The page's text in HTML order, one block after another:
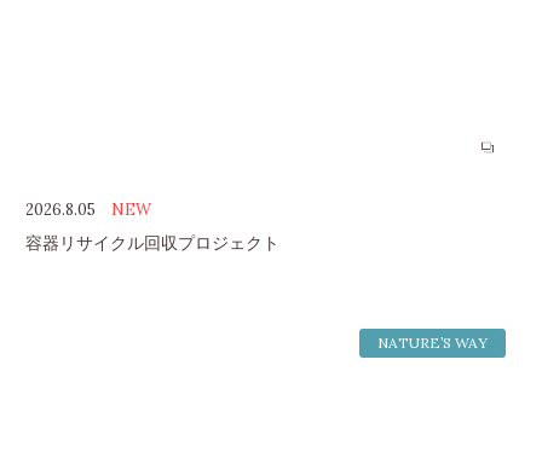
2026.8.05 NEW
容器リサイクル回収プロジェクト
NATURE’S WAY